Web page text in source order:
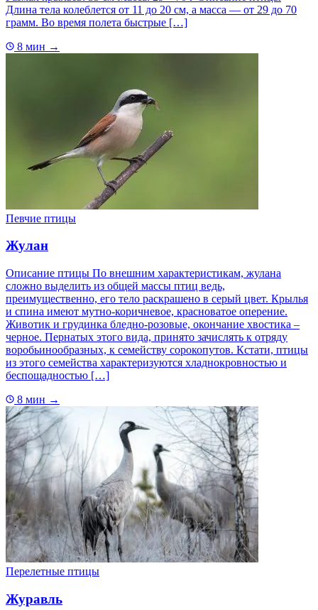
Длина тела колеблется от 11 до 20 см, а масса — от 29 до 70
грамм. Во время полета быстрые […]
8 мин →
Певчие птицы
Жулан
Описание птицы По внешним характеристикам, жулана
сложно выделить из общей массы птиц ведь,
преимущественно, его тело раскрашено в серый цвет. Крылья
и спина имеют мутно-коричневое, красноватое оперение.
Животик и грудинка бледно-розовые, окончание хвостика –
черное. Пернатых этого вида, принято зачислять к отряду
воробьинообразных, к семейству сорокопутов. Кстати, птицы
из этого семейства характеризуются хладнокровностью и
беспощадностью […]
8 мин →
Перелетные птицы
Журавль